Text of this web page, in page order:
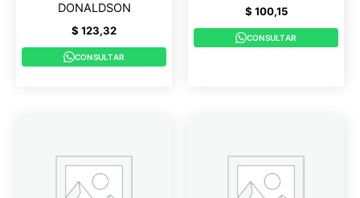
DONALDSON
$ 123,32
CONSULTAR
$ 100,15
CONSULTAR